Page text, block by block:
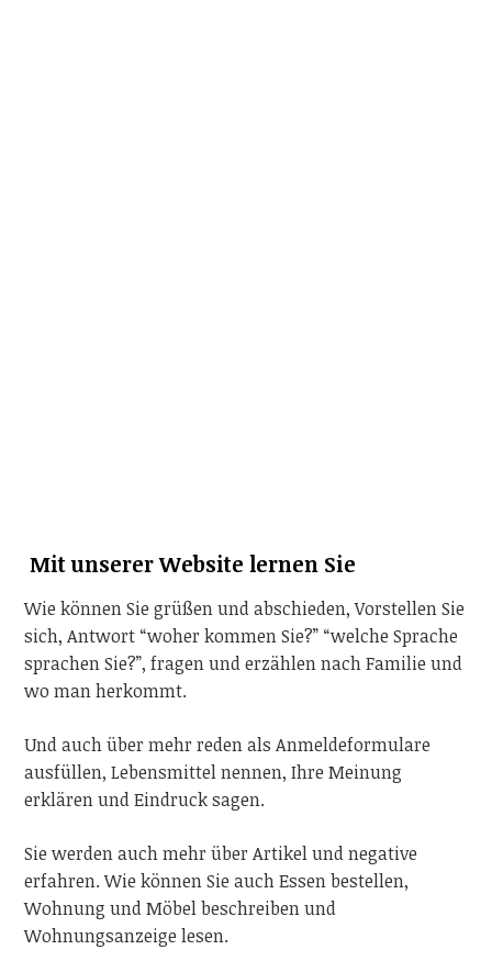
Mit unserer Website lernen Sie
Wie können Sie grüßen und abschieden, Vorstellen Sie
sich, Antwort “woher kommen Sie?” “welche Sprache
sprachen Sie?”, fragen und erzählen nach Familie und
wo man herkommt.
Und auch über mehr reden als Anmeldeformulare
ausfüllen, Lebensmittel nennen, Ihre Meinung
erklären und Eindruck sagen.
Sie werden auch mehr über Artikel und negative
erfahren. Wie können Sie auch Essen bestellen,
Wohnung und Möbel beschreiben und
Wohnungsanzeige lesen.